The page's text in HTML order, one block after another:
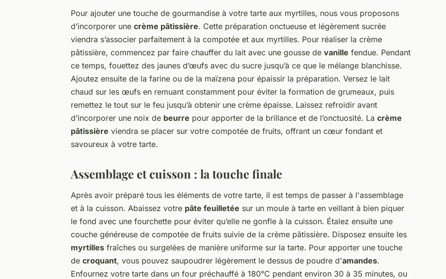
Pour ajouter une touche de gourmandise à votre tarte aux myrtilles, nous vous proposons
d’incorporer une crème pâtissière. Cette préparation onctueuse et légèrement sucrée
viendra s’associer parfaitement à la compotée et aux myrtilles. Pour réaliser la crème
pâtissière, commencez par faire chauffer du lait avec une gousse de vanille fendue. Pendant
ce temps, fouettez des jaunes d’œufs avec du sucre jusqu’à ce que le mélange blanchisse.
Ajoutez ensuite de la farine ou de la maïzena pour épaissir la préparation. Versez le lait
chaud sur les œufs en remuant constamment pour éviter la formation de grumeaux, puis
remettez le tout sur le feu jusqu’à obtenir une crème épaisse. Laissez refroidir avant
d’incorporer une noix de beurre pour apporter de la brillance et de l’onctuosité. La crème
pâtissière viendra se placer sur votre compotée de fruits, offrant un cœur fondant et
savoureux à votre tarte.
Assemblage et cuisson : la touche finale
Après avoir préparé tous les éléments de votre tarte, il est temps de passer à l'assemblage
et à la cuisson. Abaissez votre pâte feuilletée sur un moule à tarte en veillant à bien piquer
le fond avec une fourchette pour éviter qu’elle ne gonfle à la cuisson. Étalez ensuite une
couche généreuse de compotée de fruits suivie de la crème pâtissière. Disposez ensuite les
myrtilles fraîches ou surgelées de manière uniforme sur la tarte. Pour apporter une touche
de croquant, vous pouvez saupoudrer légèrement le dessus de poudre d'amandes.
Enfournez votre tarte dans un four préchauffé à 180°C pendant environ 30 à 35 minutes, ou